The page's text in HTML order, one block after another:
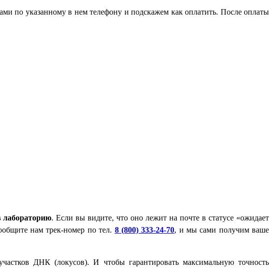
по указанному в нем телефону и подскажем как оплатить. После оплаты
лабораторию. Если вы видите, что оно лежит на почте в статусе «ожидает
нам трек-номер по тел. 8 (800) 333-24-70, и мы сами получим ваше
ДНК (локусов). И чтобы гарантировать максимальную точность